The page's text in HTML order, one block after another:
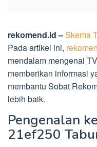
rekomend.id –Skema
Pada artikel ini,
mendalam mengenai
memberikan informasi
membantu Sobat
lebih baik.
Pengenalan ke
21ef250